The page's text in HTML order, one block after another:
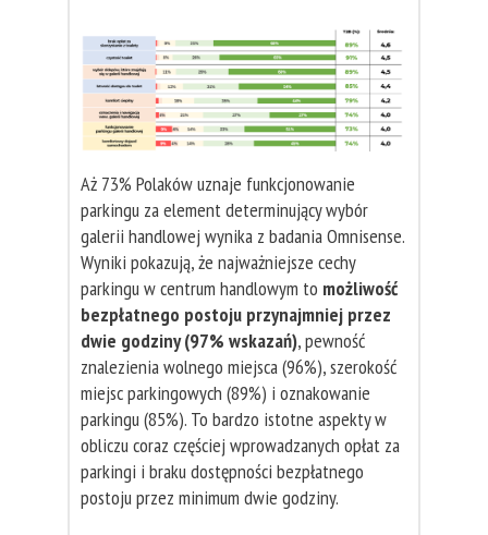
Aż 73% Polaków uznaje funkcjonowanie
parkingu za element determinujący wybór
galerii handlowej wynika z badania Omnisense.
Wyniki pokazują, że najważniejsze cechy
parkingu w centrum handlowym to możliwość
bezpłatnego postoju przynajmniej przez
dwie godziny (97% wskazań), pewność
znalezienia wolnego miejsca (96%), szerokość
miejsc parkingowych (89%) i oznakowanie
parkingu (85%). To bardzo istotne aspekty w
obliczu coraz częściej wprowadzanych opłat za
parkingi i braku dostępności bezpłatnego
postoju przez minimum dwie godziny.